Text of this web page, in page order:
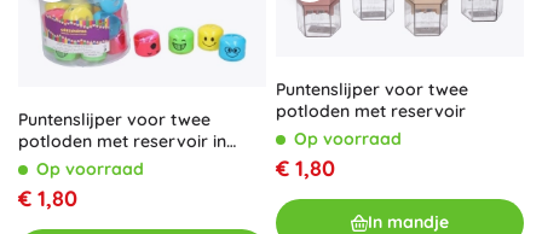
Puntenslijper voor twee
potloden met reservoir in
smiley-vorm
Op voorraad
€ 1,80
Puntenslijper voor twee
potloden met reservoir
Op voorraad
€ 1,80
In mandje